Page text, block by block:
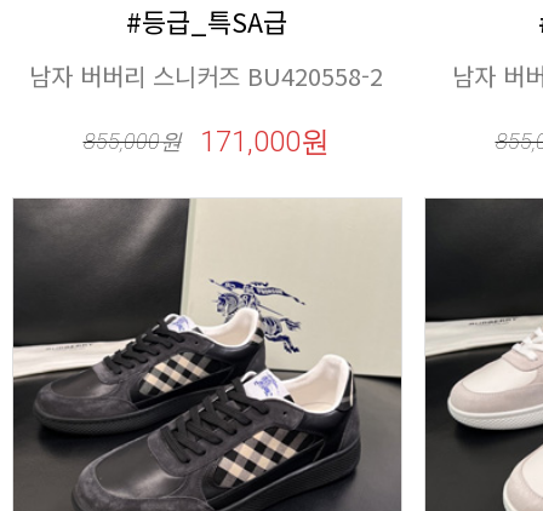
#등급_특SA급
남자 버버리 스니커즈 BU420558-2
855,000원 171,000원
남자 버